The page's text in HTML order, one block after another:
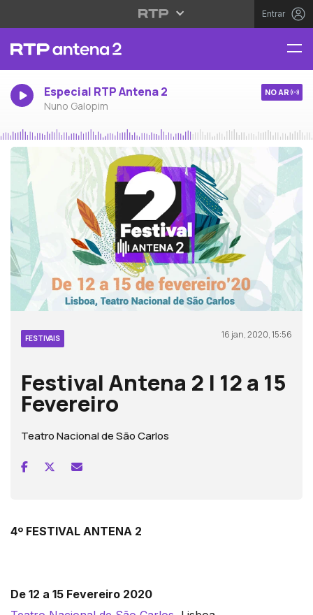
Entrar
Especial RTP Antena 2
Nuno Galopim
NO AR
FESTIVAIS 16 jan, 2020, 15:56
Festival Antena 2 | 12 a 15
Fevereiro
Teatro Nacional de São Carlos
4º FESTIVAL ANTENA 2
De 12 a 15 Fevereiro 2020